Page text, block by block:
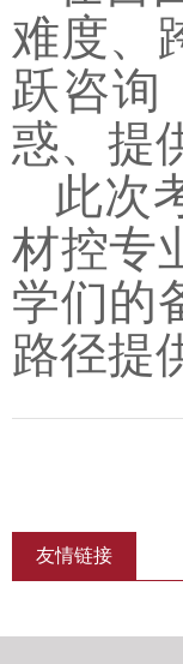
难度、
跃咨询
惑、提
此次
材控专
学们的
路径提
友情链接